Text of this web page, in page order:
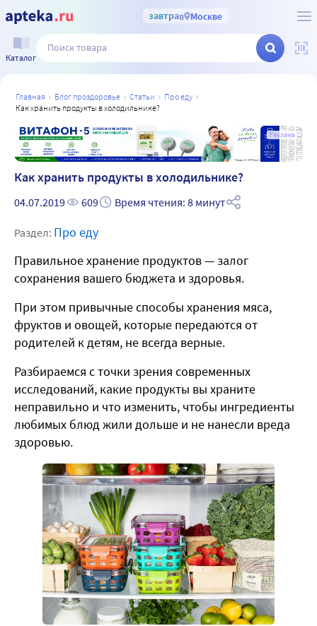
завтрав Москве
Каталог
главная блог проздоровье статьи
про еду
как хранить продукты в холодильнике?
Реклама
Как хранить продукты в холодильнике?
04.07.2019 609 Время чтения: 8 минут
Раздел: Про еду
Правильное хранение продуктов — залог
сохранения вашего бюджета и здоровья.
При этом привычные способы хранения мяса,
фруктов и овощей, которые передаются от
родителей к детям, не всегда верные.
Разбираемся с точки зрения современных
исследований, какие продукты вы храните
неправильно и что изменить, чтобы ингредиенты
любимых блюд жили дольше и не нанесли вреда
здоровью.